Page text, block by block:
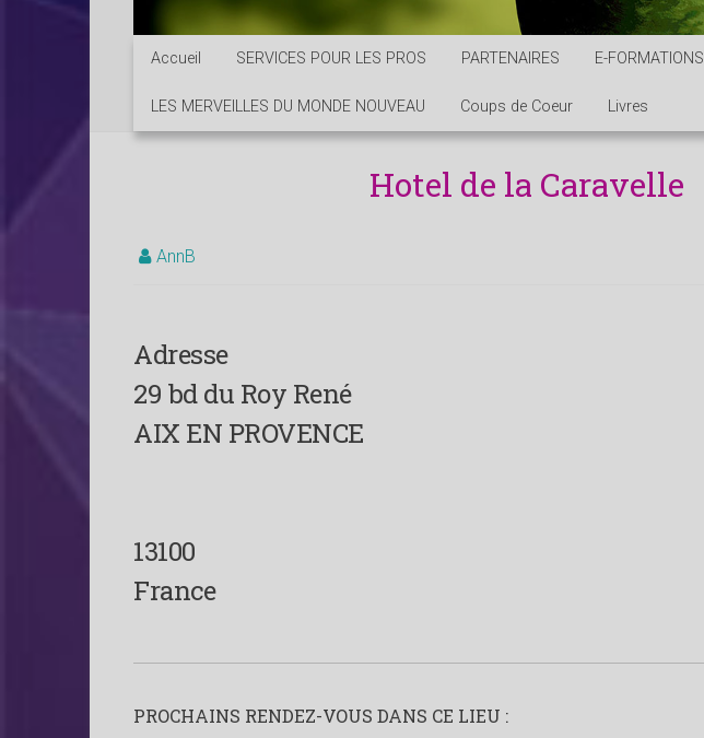
Accueil SERVICES POUR LES PROS PARTENAIRES E-FORMATIONS
LES MERVEILLES DU MONDE NOUVEAU Coups de Coeur Livres
Hotel de la Caravelle
AnnB
Adresse
29 bd du Roy René
AIX EN PROVENCE
13100
France
PROCHAINS RENDEZ-VOUS DANS CE LIEU :